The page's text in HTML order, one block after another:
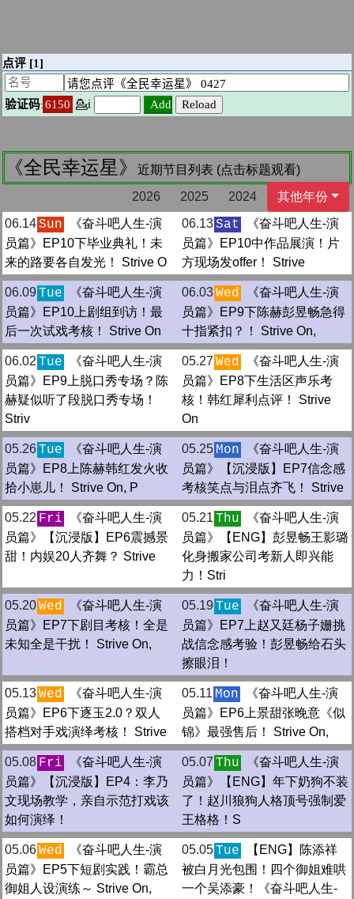
《全民幸运星》
近期节目列表 (点击标题观看)
2026
2025 2024
其他年份
06.14Sun
《奋斗吧人生-演
员篇》EP10下毕业典礼！未
来的路要各自发光！ Strive O
06.13Sat
《奋斗吧人生-演
员篇》EP10中作品展演！片
方现场发offer！ Strive
06.09Tue
《奋斗吧人生-演
员篇》EP10上剧组到访！最
后一次试戏考核！ Strive On
06.03Wed
《奋斗吧人生-演
员篇》EP9下陈赫彭昱畅急得
十指紧扣？！ Strive On,
06.02 Tue
《奋斗吧人生-演
员篇》EP9上脱口秀专场？陈
赫疑似听了段脱口秀专场！
Striv
05.27 Wed
《奋斗吧人生-演
员篇》EP8下生活区声乐考
核！韩红犀利点评！ Strive
On
05.26Tue
《奋斗吧人生-演
员篇》EP8上陈赫韩红发火收
拾小崽儿！ Strive On, P
05.25 Mon
《奋斗吧人生-演
员篇》【沉浸版】EP7信念感
考核笑点与泪点齐飞！ Strive
05.22 Fri
《奋斗吧人生-演
员篇》【沉浸版】EP6震撼景
甜！内娱20人齐舞？ Strive
05.21 Thu
《奋斗吧人生-演
员篇》【ENG】彭昱畅王影璐
化身搬家公司考新人即兴能
力！Stri
05.20Wed
《奋斗吧人生-演
员篇》EP7下剧目考核！全是
未知全是干扰！ Strive On,
05.19Tue
《奋斗吧人生-演
员篇》EP7上赵又廷杨子姗挑
战信念感考验！彭昱畅给石头
擦眼泪！
05.13Wed
《奋斗吧人生-演
员篇》EP6下逐玉2.0？双人
搭档对手戏演绎考核！ Strive
05.11 Mon
《奋斗吧人生-演
员篇》EP6上景甜张晚意《似
锦》最强售后！ Strive On,
05.08 Fri
《奋斗吧人生-演
员篇》【沉浸版】EP4：李乃
文现场教学，亲自示范打戏该
如何演绎！
05.07 Thu
《奋斗吧人生-演
员篇》【ENG】年下奶狗不装
了！赵川狼狗人格顶号强制爱
王格格！S
05.06Wed
《奋斗吧人生-演
员篇》EP5下短剧实践！霸总
御姐人设演练～ Strive On,
05.05Tue
【ENG】陈添祥
被白月光包围！四个御姐难哄
一个吴添豪！《奋斗吧人生-